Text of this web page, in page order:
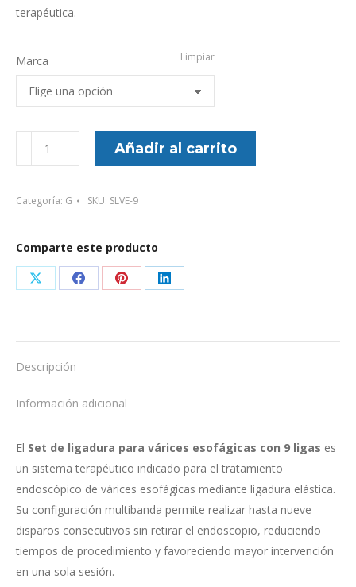
terapéutica.
Marca Limpiar
para
esofágicas
9
ligas
Añadir al carrito
Categoría: G SKU: SLVE-9
Comparte este producto
Share
X
Share
Facebook
Share
Pinterest
Share
LinkedIn
Descripción
Información adicional
El Set de ligadura para várices esofágicas con 9 ligas es
un sistema terapéutico indicado para el tratamiento
endoscópico de várices esofágicas mediante ligadura elástica.
Su configuración multibanda permite realizar hasta nueve
disparos consecutivos sin retirar el endoscopio, reduciendo
tiempos de procedimiento y favoreciendo mayor intervención
en una sola sesión.